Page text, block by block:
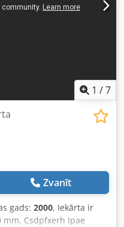
1 /7
Zvanīt
gads: 2000, Iekārta ir
Csdpfxerh Ipae